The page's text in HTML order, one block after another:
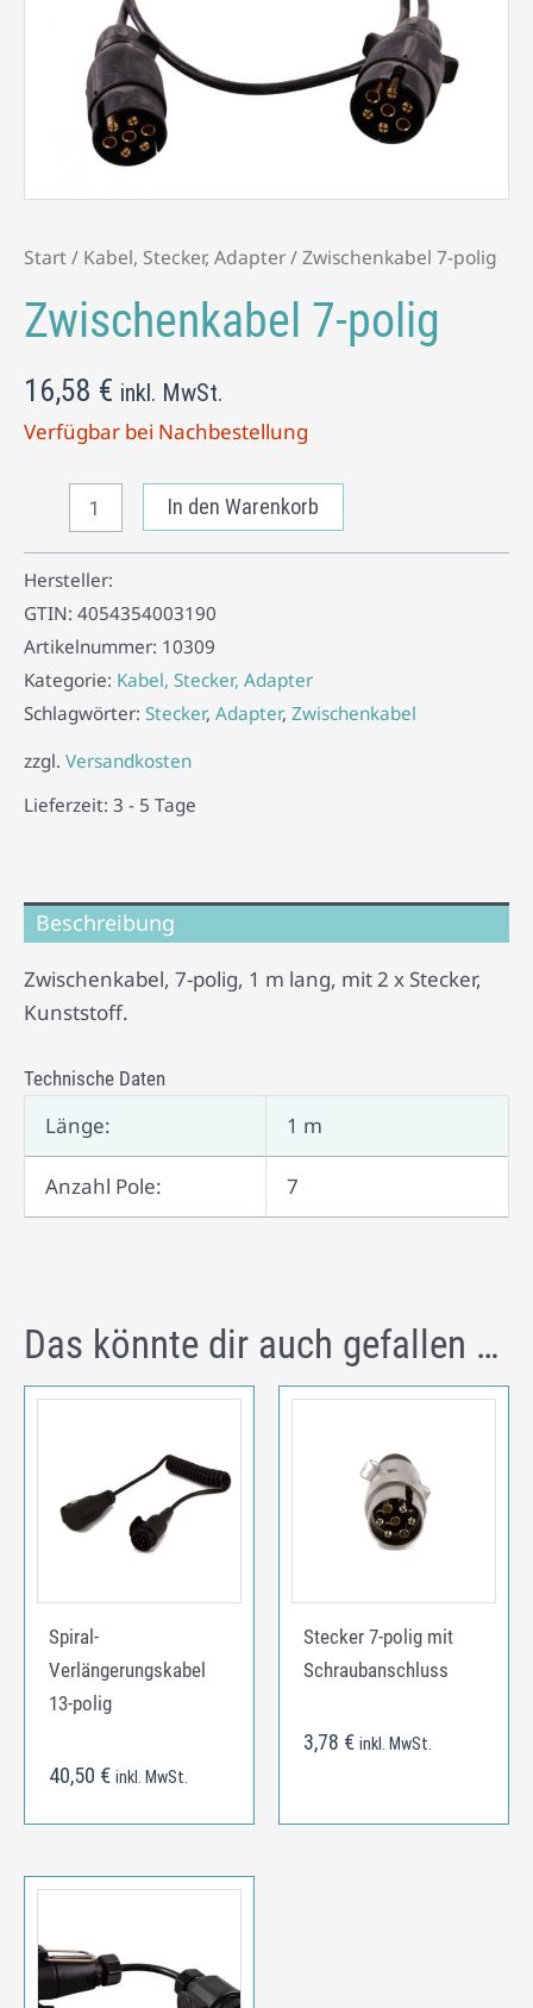
Start/ Kabel, Stecker, Adapter/ Zwischenkabel 7-polig
Zwischenkabel 7-polig
16,58 € inkl. MwSt.
Verfügbar bei Nachbestellung
In den Warenkorb
Hersteller:
GTIN: 4054354003190
Artikelnummer: 10309
Kategorie: Kabel, Stecker, Adapter
Schlagwörter: Stecker, Adapter, Zwischenkabel
zzgl. Versandkosten
Lieferzeit: 3 - 5 Tage
Beschreibung
Zwischenkabel, 7-polig, 1 m lang, mit 2 x Stecker,
Kunststoff.
Technische Daten
Länge: 1 m
Anzahl Pole: 7
Das könnte dir auch gefallen …
Spiral-
Verlängerungskabel
13-polig
40,50 € inkl. MwSt.
Stecker 7-polig mit
Schraubanschluss
3,78 € inkl. MwSt.